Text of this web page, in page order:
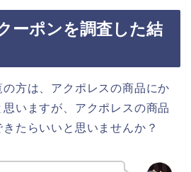
ーポンを調査した結
方は、アクポレスの商品にか
いますが、アクポレスの商品
たらいいと思いませんか？